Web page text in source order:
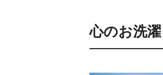
心のお洗